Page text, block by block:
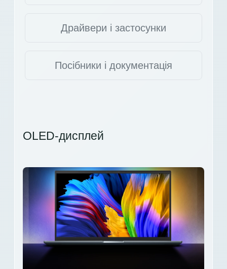
Драйвери і застосунки
Посібники і документація
OLED-дисплей